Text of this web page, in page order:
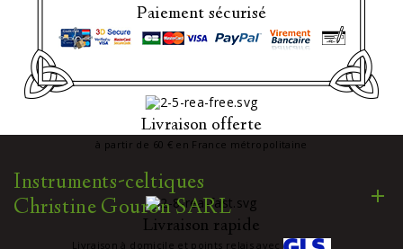
Paiement sécurisé
Livraison offerte
à partir de 60 € en France métropolitaine
Livraison rapide
Livraison à domicile et points relais avec
Instruments-celtiques
Christine Gouron SARL